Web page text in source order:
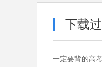
下载
一定要背的高